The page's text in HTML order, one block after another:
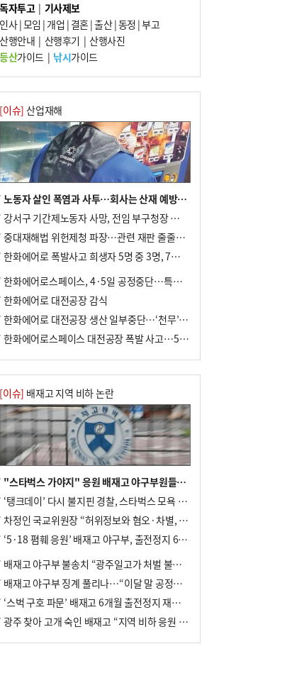
8
부울경 주말부터 비소식…‘극한 폭염’ 한풀
꺾일 듯
9
외국인 선원 ‘인신매매 경유지’ 된 부산…
우려가 현실로
르노 못 타는 부산시장…관용차 규정에 막
힌 지역기업 응원
독자투고| 기사제보
인사|모임 | 개업 | 결혼|출산|동정 |부고
산행안내 | 산행후기 | 산행사진
등산가이드| 낚시가이드
[이슈] 산업재해
노동자 살인 폭염과 사투…회사는 산재 예방·전기료 절감 전력
강서구 기간제노동자 사망, 전임 부구청장 檢 송치
중대재해법 위헌제청 파장…관련 재판 줄줄이 브레이크
한화에어로 폭발사고 희생자 5명 중 3명, 7일 영면
한화에어로스페이스, 4·5일 공정중단…특별 안전점검
한화에어로 대전공장 감식
한화에어로 대전공장 생산 일부중단…‘천무’ 수출 비상
한화에어로스페이스 대전공장 폭발 사고…5명 사망·2명 부상(종합)
[이슈] 배재고 지역 비하 논란
"스타벅스 가야지" 응원 배재고 야구부원들, 학교서 징계 처분
‘탱크데이’ 다시 불지핀 경찰, 스타벅스 모욕 혐의 압수수색
차정인 국교위원장 “허위정보와 혐오·차별, 학교 교실까지 유입"
‘5·18 폄훼 응원’ 배재고 야구부, 출전정지 6개월→1개월 감경
배재고 야구부 불송치 “광주일고가 처벌 불원 의사 표해”
배재고 야구부 징계 풀리나…“이달 말 공정위서 재심의”
‘스벅 구호 파문’ 배재고 6개월 출전정지 재심 신청키로
광주 찾아 고개 숙인 배재고 “지역 비하 응원 잘못”(종합)